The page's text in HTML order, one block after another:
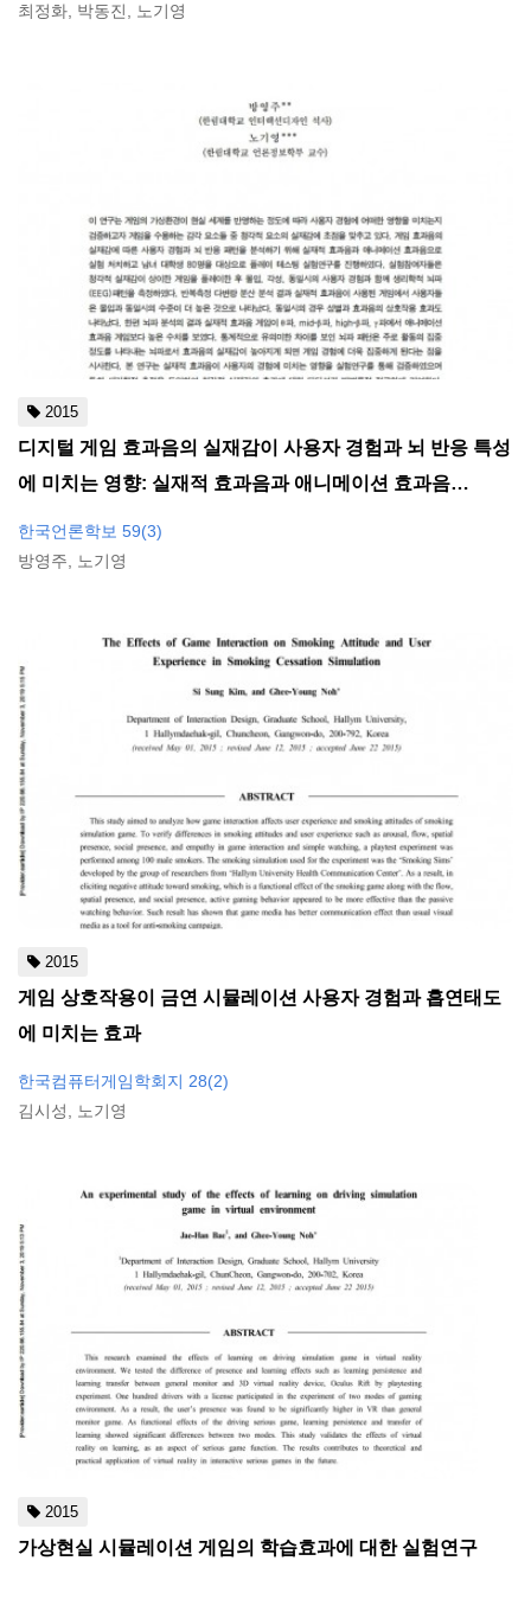
최정화, 박동진, 노기영
2015
디지털 게임 효과음의 실재감이 사용자 경험과 뇌 반응 특성
에 미치는 영향: 실재적 효과음과 애니메이션 효과음…
한국언론학보 59(3)
방영주, 노기영
2015
게임 상호작용이 금연 시뮬레이션 사용자 경험과 흡연태도
에 미치는 효과
한국컴퓨터게임학회지 28(2)
김시성, 노기영
2015
가상현실 시뮬레이션 게임의 학습효과에 대한 실험연구